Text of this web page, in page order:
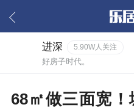
进深 5.90W人关注
好房子时代。
68㎡做三面宽